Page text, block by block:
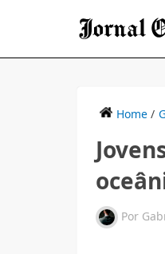
Home /
Por